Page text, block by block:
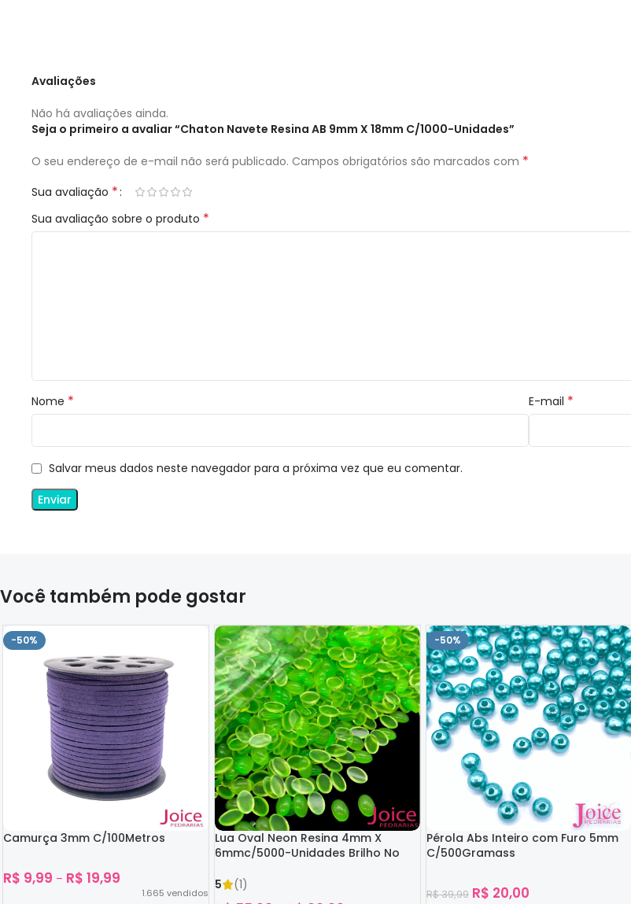
Avaliações
Não há avaliações ainda.
Seja o primeiro a avaliar “Chaton Navete Resina AB 9mm X 18mm C/1000-Unidades”
O seu endereço de e-mail não será publicado. Campos obrigatórios são marcados com *
Sua avaliação *
Sua avaliação sobre o produto *
Nome * E-mail *
Salvar meus dados neste navegador para a próxima vez que eu comentar.
Você também pode gostar
-50%
Camurça 3mm C/100Metros
R$ 9,99 – R$ 19,99
1.665 vendidos
Lua Oval Neon Resina 4mm X
6mmc/5000-Unidades Brilho No
5
(1)
-50%
Pérola Abs Inteiro com Furo 5mm
C/500Gramass
R$39,99 R$ 20,00